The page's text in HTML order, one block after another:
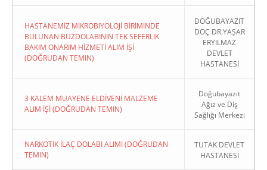
HASTANEMİZ MİKROBİYOLOJİ BİRİMİNDE
BULUNAN BUZDOLABININ TEK SEFERLİK
BAKIM ONARIM HİZMETİ ALIM İŞİ
(DOĞRUDAN TEMIN)
DOĞUBAYAZIT
DOÇ DR.YAŞAR
ERYILMAZ
DEVLET
HASTANESİ
3 KALEM MUAYENE ELDİVENİ MALZEME
ALIM İŞİ (DOĞRUDAN TEMIN)
Doğubayazıt
Ağız ve Diş
Sağlığı Merkezi
NARKOTIK İLAÇ DOLABI ALIMI (DOĞRUDAN
TEMIN)
TUTAK DEVLET
HASTANESİ